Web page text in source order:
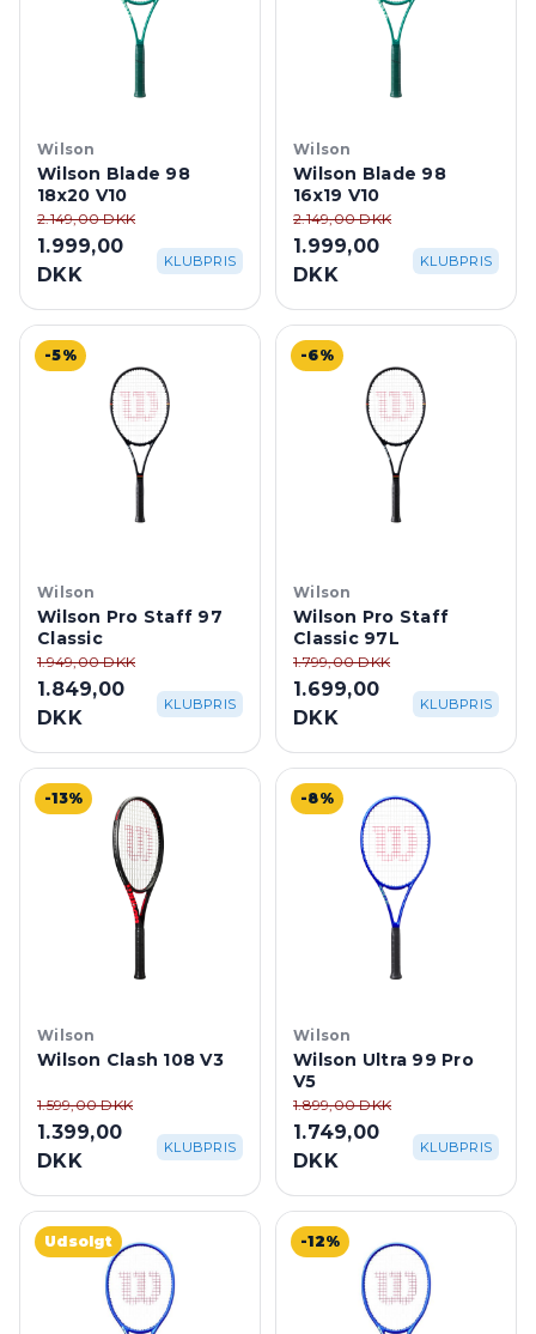
Wilson
Wilson Blade 98
18x20 V10
2.149,00 DKK
1.999,00
DKK
KLUBPRIS
Wilson
Wilson Blade 98
16x19 V10
2.149,00 DKK
1.999,00
DKK
KLUBPRIS
-5%
Wilson
Wilson Pro Staff 97
Classic
1.949,00 DKK
1.849,00
DKK
KLUBPRIS
-6%
Wilson
Wilson Pro Staff
Classic 97L
1.799,00 DKK
1.699,00
DKK
KLUBPRIS
-13%
Wilson
Wilson Clash 108 V3
1.599,00 DKK
1.399,00
DKK
KLUBPRIS
-8%
Wilson
Wilson Ultra 99 Pro
V5
1.899,00 DKK
1.749,00
DKK
KLUBPRIS
Udsolgt -12%